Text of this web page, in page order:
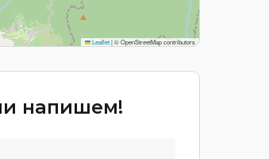
Leaflet|© OpenStreetMap contributors
напишем!